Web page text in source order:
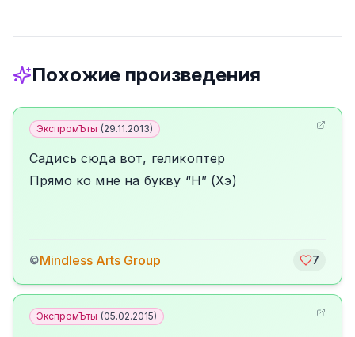
Похожие произведения
ЭкспромЪты (29.11.2013)
Садись сюда вот, геликоптер
Прямо ко мне на букву “H” (Хэ)
©Mindless Arts Group 7
ЭкспромЪты (05.02.2015)